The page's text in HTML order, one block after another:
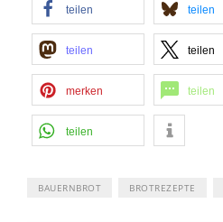
teilen teilen
teilen teilen
merken teilen
teilen
BAUERNBROT BROTREZEPTE